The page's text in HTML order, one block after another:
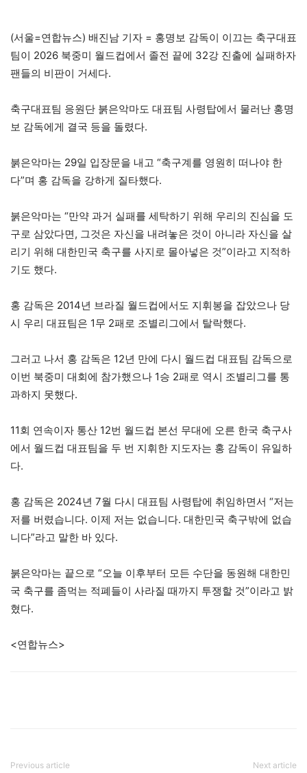
(서울=연합뉴스) 배진남 기자 = 홍명보 감독이 이끄는 축구대표
팀이 2026 북중미 월드컵에서 졸전 끝에 32강 진출에 실패하자
팬들의 비판이 거세다.
축구대표팀 응원단 붉은악마도 대표팀 사령탑에서 물러난 홍명
보 감독에게 결국 등을 돌렸다.
붉은악마는 29일 입장문을 내고 “축구계를 영원히 떠나야 한
다”며 홍 감독을 강하게 질타했다.
붉은악마는 “만약 과거 실패를 세탁하기 위해 우리의 진심을 도
구로 삼았다면, 그것은 자신을 내려놓은 것이 아니라 자신을 살
리기 위해 대한민국 축구를 사지로 몰아넣은 것”이라고 지적하
기도 했다.
홍 감독은 2014년 브라질 월드컵에서도 지휘봉을 잡았으나 당
시 우리 대표팀은 1무 2패로 조별리그에서 탈락했다.
그러고 나서 홍 감독은 12년 만에 다시 월드컵 대표팀 감독으로
이번 북중미 대회에 참가했으나 1승 2패로 역시 조별리그를 통
과하지 못했다.
11회 연속이자 통산 12번 월드컵 본선 무대에 오른 한국 축구사
에서 월드컵 대표팀을 두 번 지휘한 지도자는 홍 감독이 유일하
다.
홍 감독은 2024년 7월 다시 대표팀 사령탑에 취임하면서 “저는
저를 버렸습니다. 이제 저는 없습니다. 대한민국 축구밖에 없습
니다”라고 말한 바 있다.
붉은악마는 끝으로 “오늘 이후부터 모든 수단을 동원해 대한민
국 축구를 좀먹는 적폐들이 사라질 때까지 투쟁할 것”이라고 밝
혔다.
<연합뉴스>
Previous article Next article